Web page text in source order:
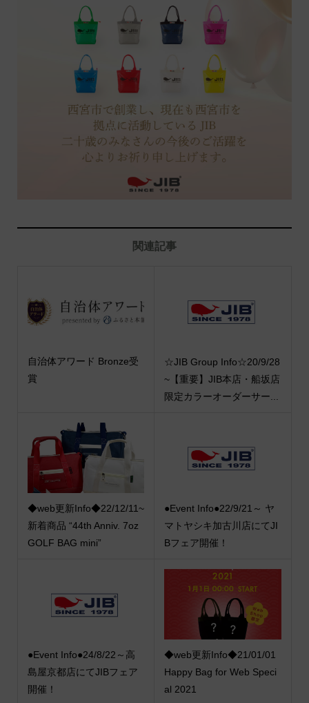
関連記事
自治体アワード Bronze受
賞
☆JIB Group Info☆20/9/28
~【重要】JIB本店・船坂店
限定カラーオーダーサー...
◆web更新Info◆22/12/11~
新着商品 “44th Anniv. 7oz
GOLF BAG mini”
●Event Info●22/9/21～ ヤ
マトヤシキ加古川店にてJI
Bフェア開催！
●Event Info●24/8/22～高
島屋京都店にてJIBフェア
開催！
◆web更新Info◆21/01/01
Happy Bag for Web Speci
al 2021